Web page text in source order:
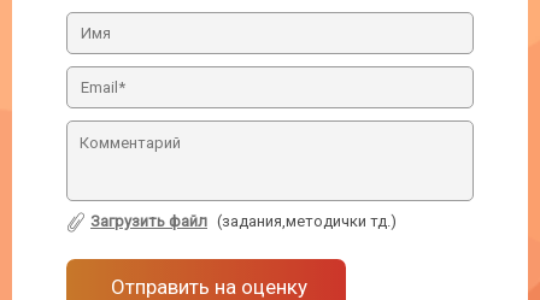
Загрузить файл (задания,методички тд.)
Отправить на оценку